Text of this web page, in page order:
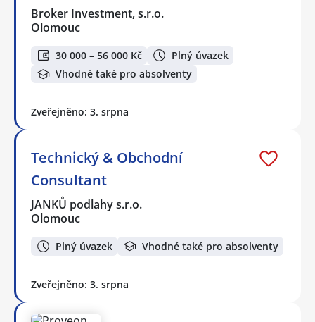
Broker Investment, s.r.o.
Olomouc
30 000 – 56 000 Kč
Plný úvazek
Vhodné také pro absolventy
Zveřejněno: 3. srpna
Technický & Obchodní
Consultant
JANKŮ podlahy s.r.o.
Olomouc
Plný úvazek Vhodné také pro absolventy
Zveřejněno: 3. srpna